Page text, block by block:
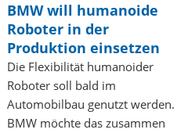
BMW will humanoide
Roboter in der
Produktion einsetzen
Die Flexibilität humanoider
Roboter soll bald im
Automobilbau genutzt werden.
BMW möchte das zusammen